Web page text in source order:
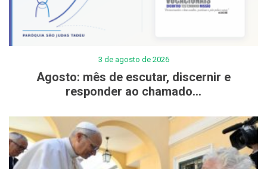
3 de agosto de 2026
Agosto: mês de escutar, discernir e
responder ao chamado...